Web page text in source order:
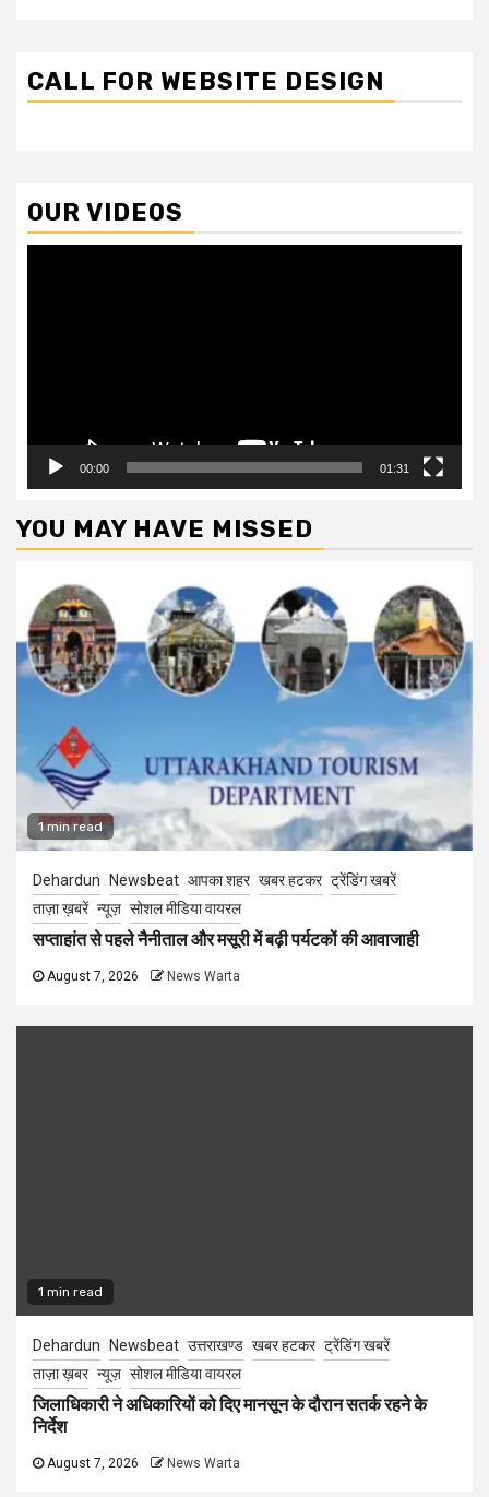
CALL FOR WEBSITE DESIGN
OUR VIDEOS
00:00 01:31
YOU MAY HAVE MISSED
1 min read
Dehardun Newsbeat आपका शहर खबर हटकर ट्रेंडिंग खबरें
ताज़ा ख़बरें न्यूज़ सोशल मीडिया वायरल
सप्ताहांत से पहले नैनीताल और मसूरी में बढ़ी पर्यटकों की आवाजाही
August 7, 2026 News Warta
1 min read
Dehardun Newsbeat उत्तराखण्ड खबर हटकर ट्रेंडिंग खबरें
ताज़ा ख़बर न्यूज़ सोशल मीडिया वायरल
जिलाधिकारी ने अधिकारियों को दिए मानसून के दौरान सतर्क रहने के
निर्देश
August 7, 2026 News Warta